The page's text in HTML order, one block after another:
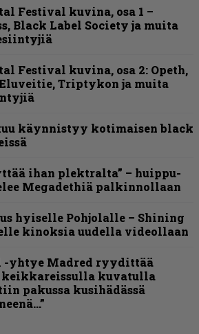
Festival kuvina, osa 1 –
Black Label Society ja muita
Festival kuvina, osa 2: Opeth,
Triptykon ja muita
käynnistyy kotimaisen black
ihan plektralta” – huippu-
Megadethiä palkinnollaan
hyiselle Pohjolalle – Shining
kinoksia uudella videollaan
-yhtye Madred ryydittää
kuvatulla
pakussa kusihädässä